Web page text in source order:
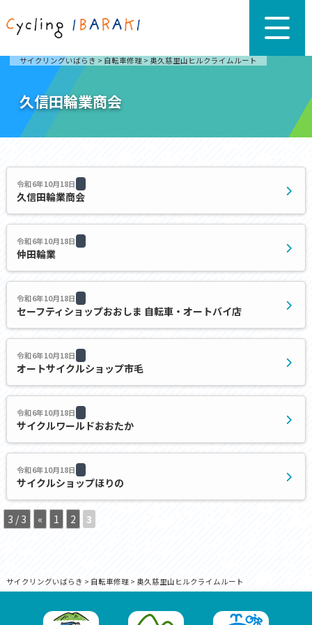
サイクリングいばらき > 自転車修理 > 奥久慈里山ヒルクライムルート
久信田輪業商会
令和6年10月18日
久信田輪業商会
令和6年10月18日
仲田輪業
令和6年10月18日
セーフティショップおおしま 自転車・オートバイ店
令和6年10月18日
オートサイクルショップ市毛
令和6年10月18日
サイクルワールドおおたか
令和6年10月18日
サイクルショップほりの
3 / 3 « 1 2 3
サイクリングいばらき > 自転車修理> 奥久慈里山ヒルクライムルート